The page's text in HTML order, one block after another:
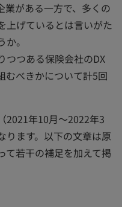
業がある一方で、多くの
上げているとは言いがた
。
つつある保険会社のDX
むべきかについて計5回
2021年10月～2022年3
ります。以下の文章は原
て若干の補足を加えて掲